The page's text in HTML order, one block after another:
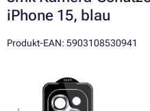
iPhone 15, blau
Produkt-EAN: 5903108530941